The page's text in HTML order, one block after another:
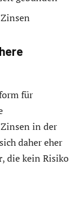
für
in der
daher eher
, die kein Risiko